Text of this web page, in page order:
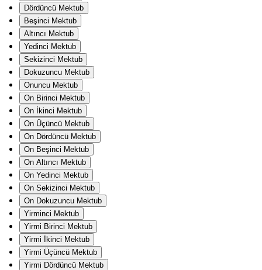
Dördüncü Mektub
Beşinci Mektub
Altıncı Mektub
Yedinci Mektub
Sekizinci Mektub
Dokuzuncu Mektub
Onuncu Mektub
On Birinci Mektub
On İkinci Mektub
On Üçüncü Mektub
On Dördüncü Mektub
On Beşinci Mektub
On Altıncı Mektub
On Yedinci Mektub
On Sekizinci Mektub
On Dokuzuncu Mektub
Yirminci Mektub
Yirmi Birinci Mektub
Yirmi İkinci Mektub
Yirmi Üçüncü Mektub
Yirmi Dördüncü Mektub